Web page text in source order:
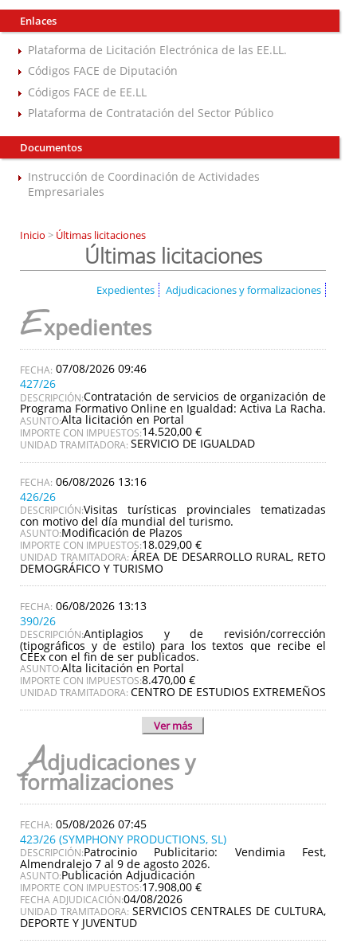
Enlaces
Plataforma de Licitación Electrónica de las EE.LL.
Códigos FACE de Diputación
Códigos FACE de EE.LL
Plataforma de Contratación del Sector Público
Documentos
Instrucción de Coordinación de Actividades
Empresariales
Inicio > Últimas licitaciones
Últimas licitaciones
Expedientes Adjudicaciones y formalizaciones
Expedientes
07/08/2026 09:46
427/26
DESCRIPCIÓN:Contratación de servicios de organización de
Programa Formativo Online en Igualdad: Activa La Racha.
ASUNTO:Alta licitación en Portal
IMPORTE CON IMPUESTOS:14.520,00 €
UNIDAD TRAMITADORA: SERVICIO DE IGUALDAD
06/08/2026 13:16
426/26
DESCRIPCIÓN:Visitas turísticas provinciales tematizadas
con motivo del día mundial del turismo.
ASUNTO:Modificación de Plazos
IMPORTE CON IMPUESTOS:18.029,00 €
UNIDAD TRAMITADORA:ÁREA DE DESARROLLO RURAL, RETO
DEMOGRÁFICO Y TURISMO
06/08/2026 13:13
390/26
DESCRIPCIÓN:Antiplagios y de revisión/corrección
(tipográficos y de estilo) para los textos que recibe el
CEEx con el fin de ser publicados.
ASUNTO:Alta licitación en Portal
IMPORTE CON IMPUESTOS:8.470,00 €
UNIDAD TRAMITADORA: CENTRO DE ESTUDIOS EXTREMEÑOS
Ver más
Adjudicaciones y
formalizaciones
05/08/2026 07:45
423/26 (SYMPHONY PRODUCTIONS, SL)
DESCRIPCIÓN:Patrocinio Publicitario: Vendimia Fest,
Almendralejo 7 al 9 de agosto 2026.
ASUNTO:Publicación Adjudicación
IMPORTE CON IMPUESTOS:17.908,00 €
FECHA ADJUDICACIÓN:04/08/2026
UNIDAD TRAMITADORA: SERVICIOS CENTRALES DE CULTURA,
DEPORTE Y JUVENTUD